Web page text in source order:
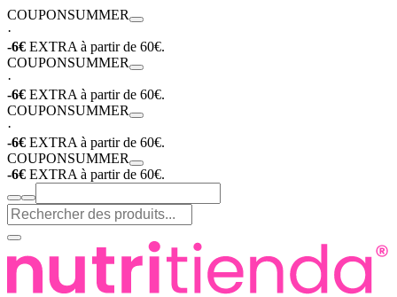
COUPONSUMMER
·
-6€ EXTRA à partir de 60€.
COUPONSUMMER
·
-6€ EXTRA à partir de 60€.
COUPONSUMMER
·
-6€ EXTRA à partir de 60€.
COUPONSUMMER
-6€ EXTRA à partir de 60€.